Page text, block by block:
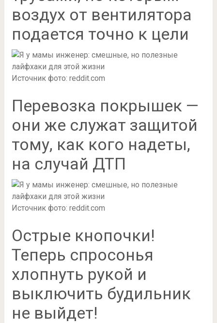
воздух от вентилятора
подается точно к цели
Источник фото: reddit.com
Перевозка покрышек —
они же служат защитой
тому, как кого надеты,
на случай ДТП
Источник фото: reddit.com
Острые кнопочки!
Теперь спросонья
хлопнуть рукой и
выключить будильник
не выйдет!